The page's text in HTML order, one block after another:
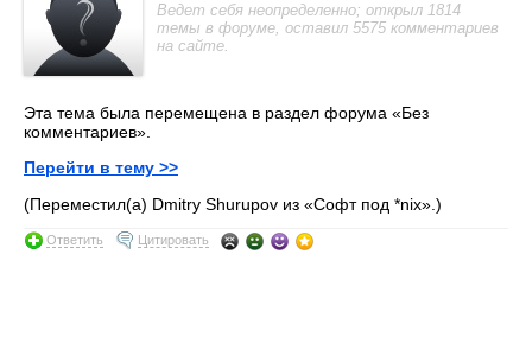
Ведет себя неопределенно; открыл 1814
темы в форуме, оставил 5575 комментариев
на сайте.
Эта тема была перемещена в раздел форума «Без
комментариев».
Перейти в тему >>
(Переместил(а) Dmitry Shurupov из «Софт под *nix».)
Ответить Цитировать